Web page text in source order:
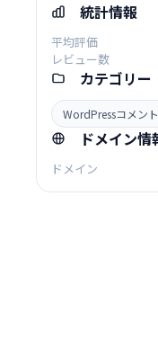
統計情報
平均評価
レビュー数
カテゴリー
WordPressコメン
ドメイン情
ドメイン